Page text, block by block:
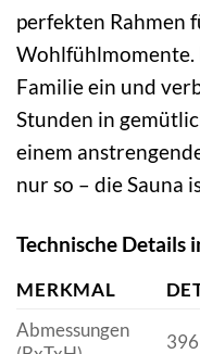
perfekten Rahmen
Wohlfühlmomente.
Familie ein und
Stunden in
einem
nur so – die Sauna
Technische Details
MERKMAL
Abmessungen